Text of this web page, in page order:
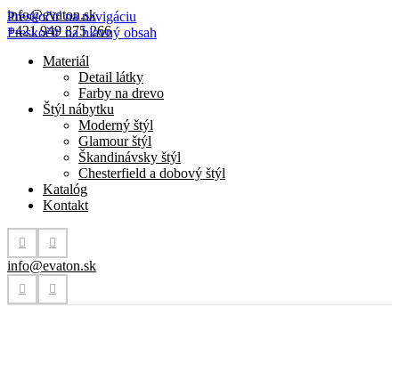
Preskočiť na navigáciu
Preskočiť na hlavný obsah
info@evaton.sk
+421 949 875 266
Materiál
Detail látky
Farby na drevo
Štýl nábytku
Moderný štýl
Glamour štýl
Škandinávsky štýl
Chesterfield a dobový štýl
Katalóg
Kontakt
info@evaton.sk